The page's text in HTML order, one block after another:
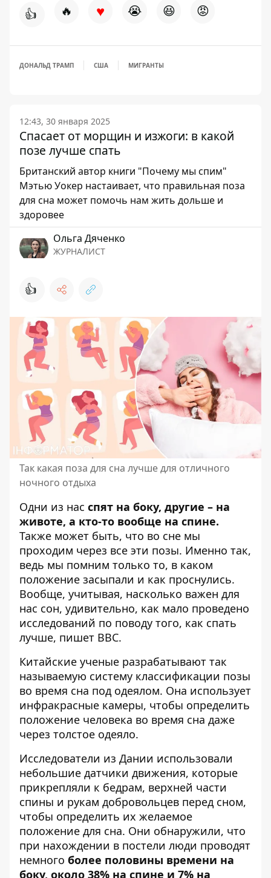
👍 🔥 ♥ 😭 😆 😡
ДОНАЛЬД ТРАМП США МИГРАНТЫ
12:43, 30 января 2025
Спасает от морщин и изжоги: в какой
позе лучше спать
Британский автор книги "Почему мы спим"
Мэтью Уокер настаивает, что правильная поза
для сна может помочь нам жить дольше и
здоровее
Ольга Дяченко
ЖУРНАЛИСТ
👍
Так какая поза для сна лучше для отличного
ночного отдыха
Одни из нас спят на боку, другие – на
животе, а кто-то вообще на спине.
Также может быть, что во сне мы
проходим через все эти позы. Именно так,
ведь мы помним только то, в каком
положение засыпали и как проснулись.
Вообще, учитывая, насколько важен для
нас сон, удивительно, как мало проведено
исследований по поводу того, как спать
лучше, пишет BBC.
Китайские ученые разрабатывают так
называемую систему классификации позы
во время сна под одеялом. Она использует
инфракрасные камеры, чтобы определить
положение человека во время сна даже
через толстое одеяло.
Исследователи из Дании использовали
небольшие датчики движения, которые
прикрепляли к бедрам, верхней части
спины и рукам добровольцев перед сном,
чтобы определить их желаемое
положение для сна. Они обнаружили, что
при нахождении в постели люди проводят
немного более половины времени на
боку, около 38% на спине и 7% на